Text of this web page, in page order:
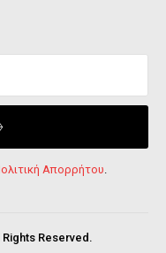
Απορρήτου.
Reserved.